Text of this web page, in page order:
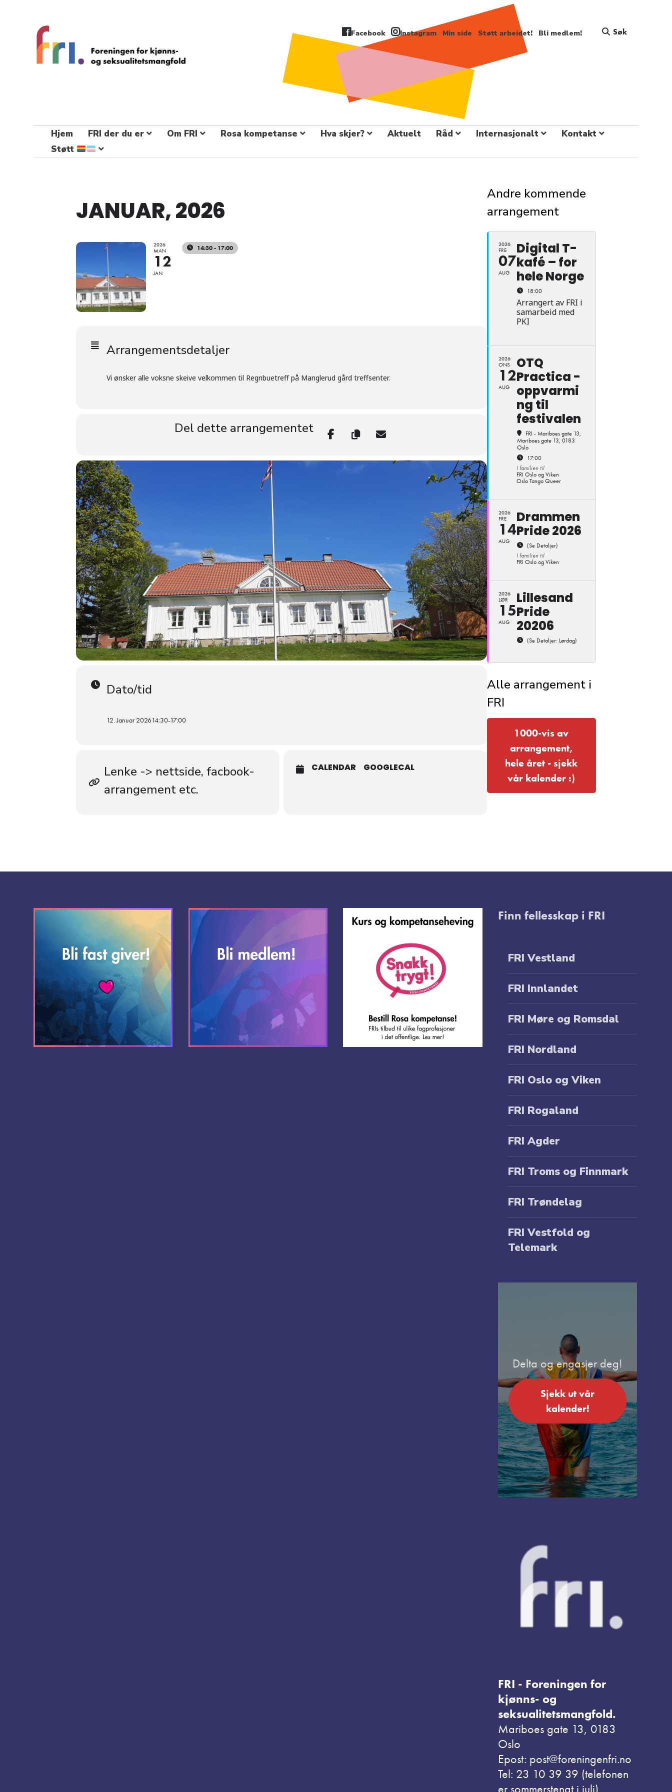
Facebook Instagram Min side Støtt arbeidet! Bli medlem! Søk
Hjem FRI der du er Om FRI Rosa kompetanse Hva skjer? Aktuelt Råd Internasjonalt
Kontakt
Støtt
JANUAR, 2026
2026
MAN
12
JAN
14:30 - 17:00
Arrangementsdetaljer
Vi ønsker alle voksne skeive velkommen til Regnbuetreff på Manglerud gård treffsenter.
Del dette arrangementet
Dato/tid
12. Januar 202614:30-17:00
Lenke -> nettside, facbook-
arrangement etc.
CALENDAR GOOGLECAL
Andre kommende
arrangement
2026
FRE
07
AUG
Digital T-
kafé – for
hele Norge
18:00
Arrangert av FRI i
samarbeid med
PKI
2026
ONS
12
AUG
OTQ
Practica -
oppvarmi
ng til
festivalen
FRI - Mariboes gate 13,
Mariboes gate 13, 0183
Oslo
17:00
I familien til
FRI Oslo og Viken
Oslo Tango Queer
2026
FRE
14
AUG
Drammen
Pride 2026
(Se Detaljer)
I familien til
FRI Oslo og Viken
2026
LØR
15
AUG
Lillesand
Pride
20206
(Se Detaljer: Lørdag)
Alle arrangement i
FRI
1000-vis av
arrangement,
hele året - sjekk
vår kalender :)
Finn fellesskap i FRI
FRI Vestland
FRI Innlandet
FRI Møre og Romsdal
FRI Nordland
FRI Oslo og Viken
FRI Rogaland
FRI Agder
FRI Troms og Finnmark
FRI Trøndelag
FRI Vestfold og
Telemark
Delta og engasjer deg!
Sjekk ut vår
kalender!
FRI - Foreningen for
kjønns- og
seksualitetsmangfold.
Mariboes gate 13, 0183
Oslo
Epost: post@foreningenfri.no
Tel: 23 10 39 39 (telefonen
er sommerstengt i juli)